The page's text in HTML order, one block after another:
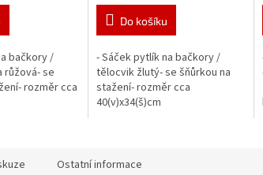
bačkory /
růžová- se
rozměr cca
Do košíku
- Sáček pytlík na bačkory /
tělocvik žlutý- se šňůrkou na
stažení- rozměr cca
40(v)x34(š)cm
Ostatní informace